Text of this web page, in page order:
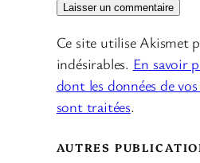
Ce site utilise Akismet
indésirables. En savoir
dont les données de
sont traitées.
AUTRES